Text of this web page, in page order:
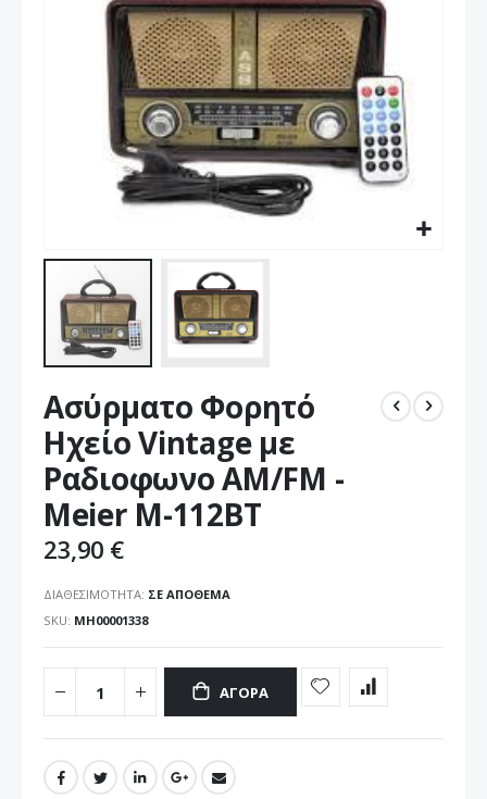
στην
αρχή
της
συλλογής
εικόνων
Ασύρματο Φορητό
Ηχείο Vintage με
Ραδιοφωνο AM/FM -
Meier M-112BT
23,90 €
ΔΙΑΘΕΣΙΜΌΤΗΤΑ: ΣΕ ΑΠΌΘΕΜΑ
SKU ΜΗ00001338
ΑΓΟΡΆ